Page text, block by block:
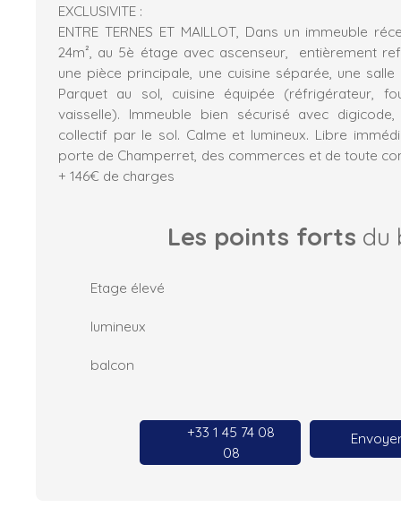
EXCLUSIVITE :
ENTRE TERNES ET MAILLOT, Dans un immeuble
24m², au 5è étage avec ascenseur, entièrement
une pièce principale, une cuisine séparée, une
Parquet au sol, cuisine équipée (réfrigérateur,
vaisselle). Immeuble bien sécurisé avec
collectif par le sol. Calme et lumineux. Libre
porte de Champerret, des commerces et de toute
+ 146€ de charges
Les points forts du
Etage élevé
lumineux
balcon
+33 1 45 74 08
08